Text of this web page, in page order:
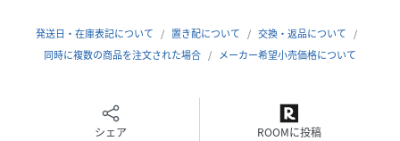
ラー展開。
※ビジューのタイプ
・ピンク（63）：蝶
発送日・在庫表記について 置き配について
交換・返品について
同時に複数の商品を注文された場合
メーカー希望小売価格について
シェア ROOMに投稿